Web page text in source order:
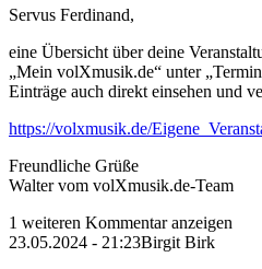
Servus Ferdinand,
eine Übersicht über deine
„Mein volXmusik.de“ unter
Einträge auch direkt einsehen und
https://volxmusik.de/
Freundliche Grüße
Walter vom volXmusik.de-Team
1 weiteren Kommentar anzeigen
23.05.2024 - 21:23Birgit Birk